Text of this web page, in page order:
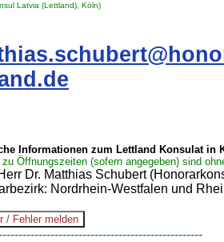
Latvia (Lettland), Köln)
Informationen zum Lettland Konsulat in
Öffnungszeiten (sofern angegeben) sind
Dr. Matthias Schubert
Nordrhein-Westfalen und